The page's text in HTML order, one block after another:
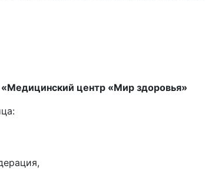
центр «Мир здоровья»